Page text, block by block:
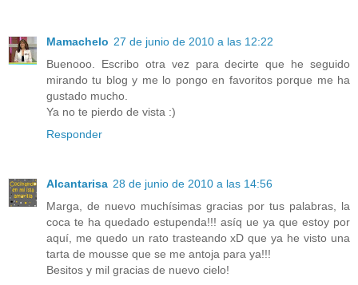
Mamachelo 27 de junio de 2010 a las 12:22
Buenooo. Escribo otra vez para decirte que he seguido
mirando tu blog y me lo pongo en favoritos porque me ha
gustado mucho.
Ya no te pierdo de vista :)
Responder
Alcantarisa 28 de junio de 2010 a las 14:56
Marga, de nuevo muchísimas gracias por tus palabras, la
coca te ha quedado estupenda!!! asíq ue ya que estoy por
aquí, me quedo un rato trasteando xD que ya he visto una
tarta de mousse que se me antoja para ya!!!
Besitos y mil gracias de nuevo cielo!